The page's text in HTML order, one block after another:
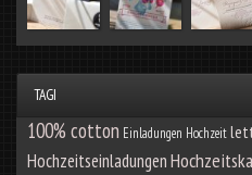
TAGI
100% cotton Einladungen Hochzeit
Hochzeitseinladungen